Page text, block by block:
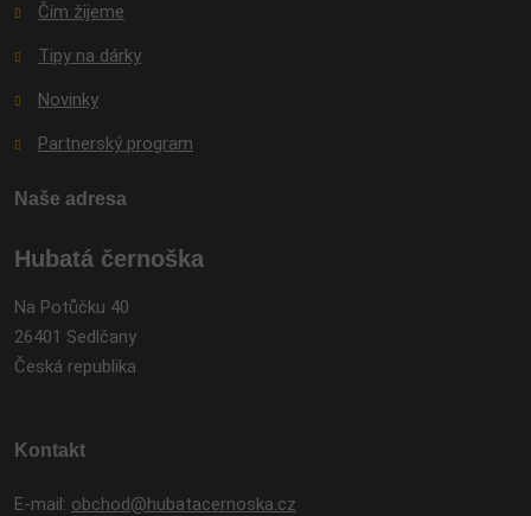
Čím žijeme
Tipy na dárky
Novinky
Partnerský program
Naše adresa
Hubatá černoška
Na Potůčku 40
26401 Sedlčany
Česká republika
Kontakt
E-mail: obchod@hubatacernoska.cz